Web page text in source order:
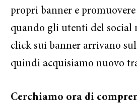
propri banner e
quando gli utenti del social
click sui banner arrivano
quindi acquisiamo nuovo
Cerchiamo ora di